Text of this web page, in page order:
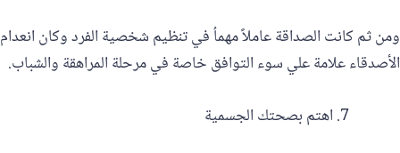
ومن ثم كانت الصداقة عاملاً مهماُ في تنظيم شخصية الفرد وكان انعدام
الأصدقاء علامة علي سوء التوافق خاصة في مرحلة المراهقة والشباب.
اهتم بصحتك الجسمية